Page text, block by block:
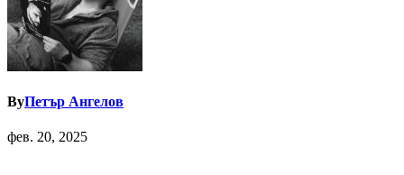
ByПетър Ангелов
фев. 20, 2025